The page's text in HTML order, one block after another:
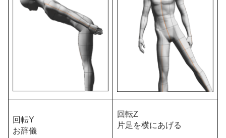
回転Y
お辞儀
回転Z
片足を横にあげる